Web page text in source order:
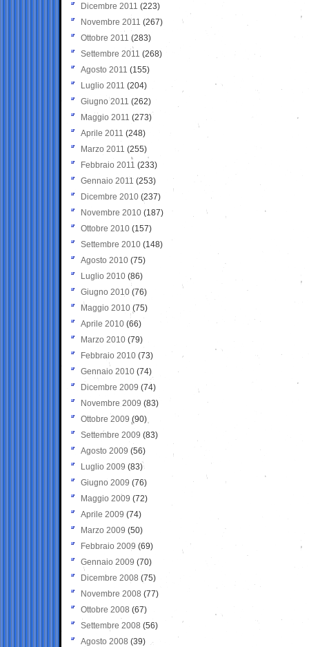
Dicembre 2011 (223)
Novembre 2011 (267)
Ottobre 2011 (283)
Settembre 2011 (268)
Agosto 2011 (155)
Luglio 2011 (204)
Giugno 2011 (262)
Maggio 2011 (273)
Aprile 2011 (248)
Marzo 2011 (255)
Febbraio 2011 (233)
Gennaio 2011 (253)
Dicembre 2010 (237)
Novembre 2010 (187)
Ottobre 2010 (157)
Settembre 2010 (148)
Agosto 2010 (75)
Luglio 2010 (86)
Giugno 2010 (76)
Maggio 2010 (75)
Aprile 2010 (66)
Marzo 2010 (79)
Febbraio 2010 (73)
Gennaio 2010 (74)
Dicembre 2009 (74)
Novembre 2009 (83)
Ottobre 2009 (90)
Settembre 2009 (83)
Agosto 2009 (56)
Luglio 2009 (83)
Giugno 2009 (76)
Maggio 2009 (72)
Aprile 2009 (74)
Marzo 2009 (50)
Febbraio 2009 (69)
Gennaio 2009 (70)
Dicembre 2008 (75)
Novembre 2008 (77)
Ottobre 2008 (67)
Settembre 2008 (56)
Agosto 2008 (39)